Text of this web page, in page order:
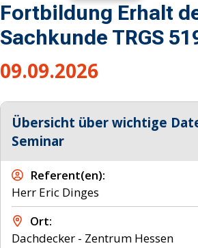
Fortbildung Erhalt
Sachkunde TRGS
09.09.2026
Übersicht über wichtige
Seminar
Referent(en)
Herr Eric Dinges
Ort
Dachdecker - Zentrum Hessen